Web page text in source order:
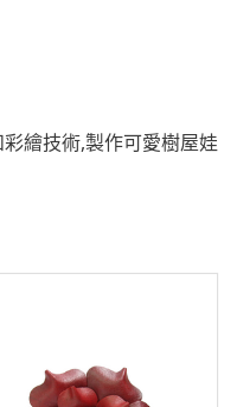
繪技術,製作可愛樹屋娃